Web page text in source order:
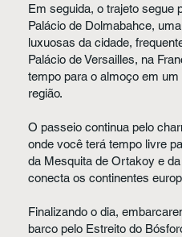
Em seguida, o trajeto segue
Palácio de Dolmabahce,
luxuosas da cidade,
Palácio de Versailles, na
tempo para o almoço em
região.
O passeio continua pelo
onde você terá tempo livre
da Mesquita de Ortakoy e
conecta os continentes
Finalizando o dia,
barco pelo Estreito do